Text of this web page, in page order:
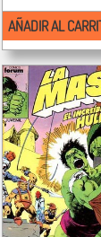
AÑADIR AL